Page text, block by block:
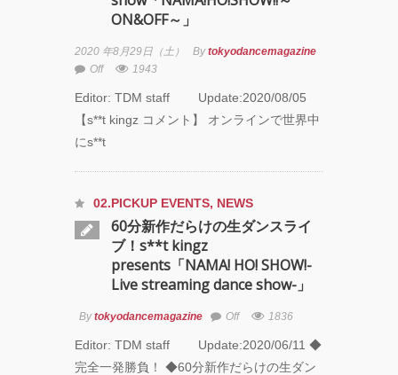
ス公演
「動態 ‒
SHOW THE
GREATEST
ON&OFF～」
2020 年8月29日（土） Bytokyodancemagazine
Off
1943
Editor: TDM staff Update:2020/08/05
【s**t kingz コメント】 オンラインで世界中
にs**t
02.PICKUP EVENTS, NEWS
60分新作だらけの生ダンスライ
ブ！s**t kingz
presents「NAMA! HO! SHOW!-
Live streaming dance show-」
Bytokyodancemagazine Off 1836
Editor: TDM staff Update:2020/06/11 ◆
完全一発勝負！ ◆60分新作だらけの生ダン